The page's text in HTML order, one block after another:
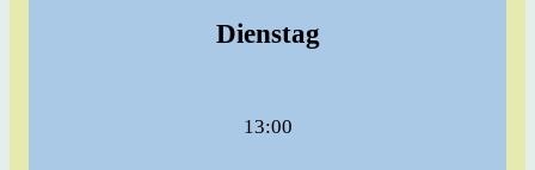
Dienstag
13:00